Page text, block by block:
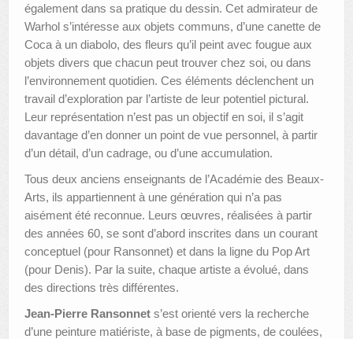
également dans sa pratique du dessin. Cet admirateur de
Warhol s’intéresse aux objets communs, d’une canette de
Coca à un diabolo, des fleurs qu’il peint avec fougue aux
objets divers que chacun peut trouver chez soi, ou dans
l’environnement quotidien. Ces éléments déclenchent un
travail d’exploration par l’artiste de leur potentiel pictural.
Leur représentation n’est pas un objectif en soi, il s’agit
davantage d’en donner un point de vue personnel, à partir
d’un détail, d’un cadrage, ou d’une accumulation.
Tous deux anciens enseignants de l’Académie des Beaux-
Arts, ils appartiennent à une génération qui n’a pas
aisément été reconnue. Leurs œuvres, réalisées à partir
des années 60, se sont d’abord inscrites dans un courant
conceptuel (pour Ransonnet) et dans la ligne du Pop Art
(pour Denis). Par la suite, chaque artiste a évolué, dans
des directions très différentes.
Jean-Pierre Ransonnet s’est orienté vers la recherche
d’une peinture matiériste, à base de pigments, de coulées,